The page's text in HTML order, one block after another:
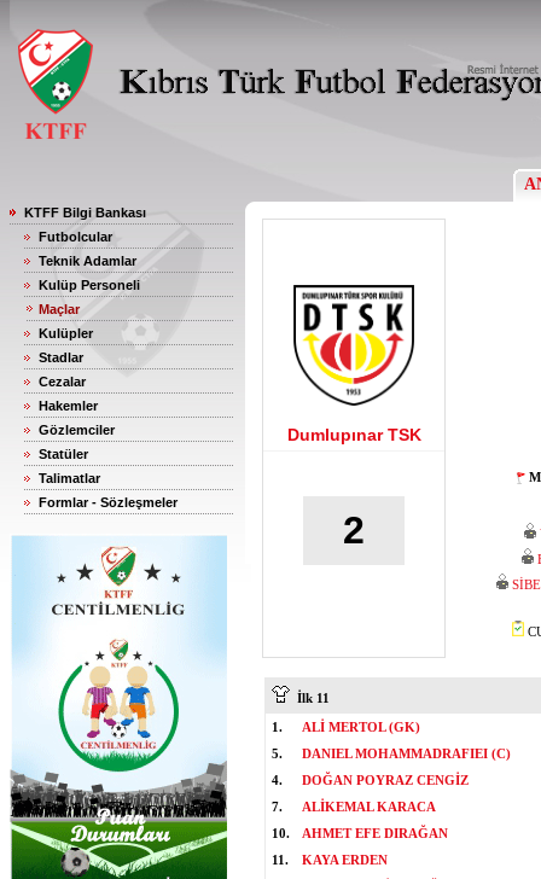
KTFF Bilgi Bankası
Futbolcular
Teknik Adamlar
Kulüp Personeli
Maçlar
Kulüpler
Stadlar
Cezalar
Hakemler
Gözlemciler
Statüler
Talimatlar
Formlar - Sözleşmeler
Dumlupınar TSK
2
İlk 11
1.
ALİ MERTOL (GK)
5.
DANIEL MOHAMMADRAFIEI (C)
4.
DOĞAN POYRAZ CENGİZ
7.
ALİKEMAL KARACA
10.
AHMET EFE DIRAĞAN
11.
KAYA ERDEN